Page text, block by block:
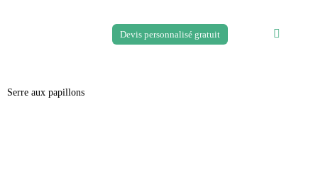
Devis personnalisé gratuit
Serre aux papillons